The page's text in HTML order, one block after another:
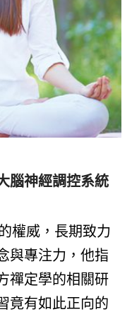
腦神經調控系統
權威，長期致力
與專注力，他指
禪定學的相關研
竟有如此正向的